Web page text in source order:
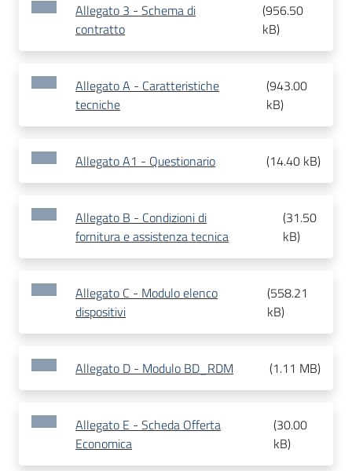
Allegato 3 - Schema di
contratto
(956.50
kB)
Allegato A - Caratteristiche
tecniche
(943.00
kB)
Allegato A1 - Questionario (14.40 kB)
Allegato B - Condizioni di
fornitura e assistenza tecnica
(31.50
kB)
Allegato C - Modulo elenco
dispositivi
(558.21
kB)
Allegato D - Modulo BD_RDM (1.11 MB)
Allegato E - Scheda Offerta
Economica
(30.00
kB)